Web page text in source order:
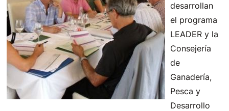
desarrollan
el programa
LEADER y la
Consejería
de
Ganadería,
Pesca y
Desarrollo